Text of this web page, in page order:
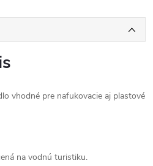
vhodné pre nafukovacie aj plastové
na vodnú turistiku.